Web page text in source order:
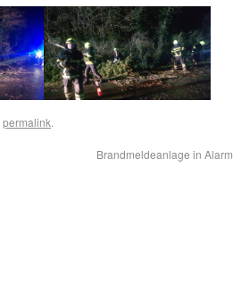
permalink.
Brandmeldeanlage in Alarm